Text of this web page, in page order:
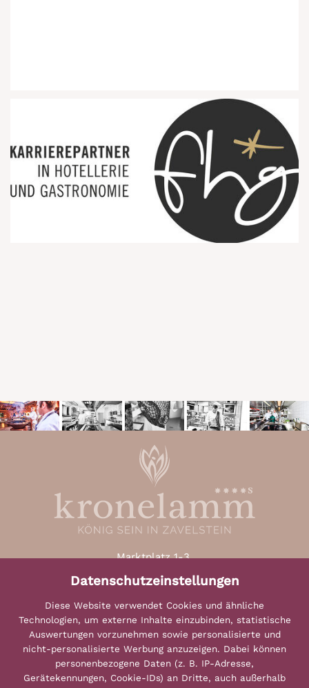
Datenschutzeinstellungen
Diese Website verwendet Cookies und ähnliche
Technologien, um externe Inhalte einzubinden, statistische
Auswertungen vorzunehmen sowie personalisierte und
nicht-personalisierte Werbung anzuzeigen. Dabei können
personenbezogene Daten (z. B. IP-Adresse,
Gerätekennungen, Cookie-IDs) an Dritte, auch außerhalb
Marktplatz 1-3,
D-75385 Bad Teinach-Zavelstein
(Schwarzwald)
Telefon: + 49 (0)7053 9294-0
karriere@kronelamm.de